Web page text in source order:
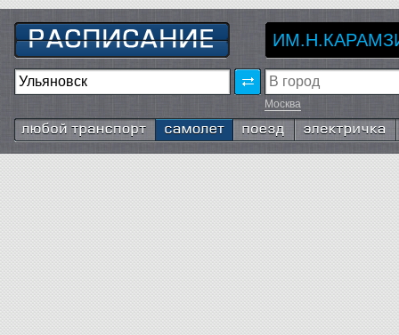
Москва
Любой транспорт Самолёт Поезд Электричка